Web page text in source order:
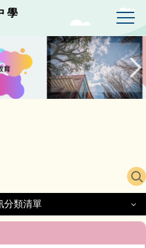
學
分類清單